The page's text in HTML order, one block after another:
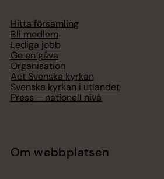
Hitta församling
Bli medlem
Lediga jobb
Ge en gåva
Organisation
Act Svenska kyrkan
Svenska kyrkan i utlandet
Press – nationell nivå
Om webbplatsen